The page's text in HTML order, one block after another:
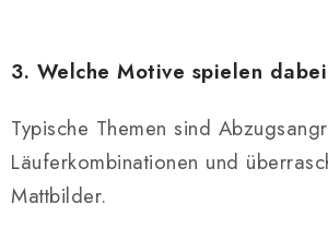
3. Welche Motive spielen
Typische Themen sind
Läuferkombinationen und
Mattbilder.